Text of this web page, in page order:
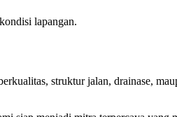
lapangan.
struktur jalan, drainase,